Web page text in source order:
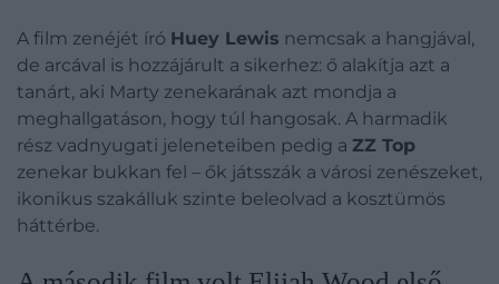
A film zenéjét író Huey Lewis nemcsak a hangjával,
de arcával is hozzájárult a sikerhez: ő alakítja azt a
tanárt, aki Marty zenekarának azt mondja a
meghallgatáson, hogy túl hangosak. A harmadik
rész vadnyugati jeleneteiben pedig a ZZ Top
zenekar bukkan fel – ők játsszák a városi zenészeket,
ikonikus szakálluk szinte beleolvad a kosztümös
háttérbe.